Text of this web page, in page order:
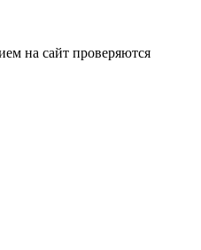
на сайт проверяются